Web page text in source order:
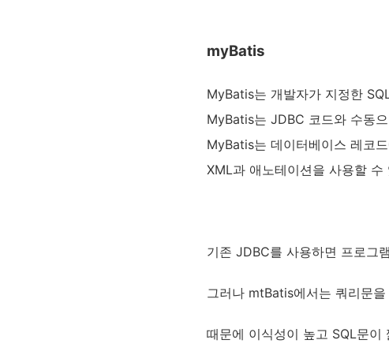
myBatis
MyBatis는 개발자가 지정한
MyBatis는 JDBC 코드와 수동
MyBatis는 데이터베이스 레코
XML과 애노테이션을 사용할 수
기존 JDBC를 사용하면 프로그
그러나 mtBatis에서는 쿼리문
때문에 이식성이 높고 SQL문이